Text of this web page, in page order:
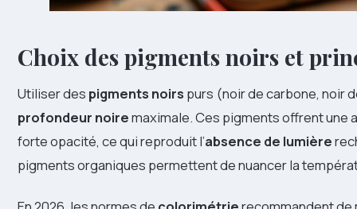
Choix des pigments noirs et
Utiliser des pigments noirs purs (noir de carbone, noir
profondeur noiremaximale. Ces pigments offrent une
forte opacité, ce qui reproduit l’absence de lumière
pigments organiques permettent de nuancer la